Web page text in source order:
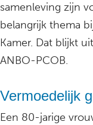
samenleving zijn
belangrijk thema
Kamer. Dat blijkt
ANBO-PCOB.
Vermoedelijk
Een 80-jarige